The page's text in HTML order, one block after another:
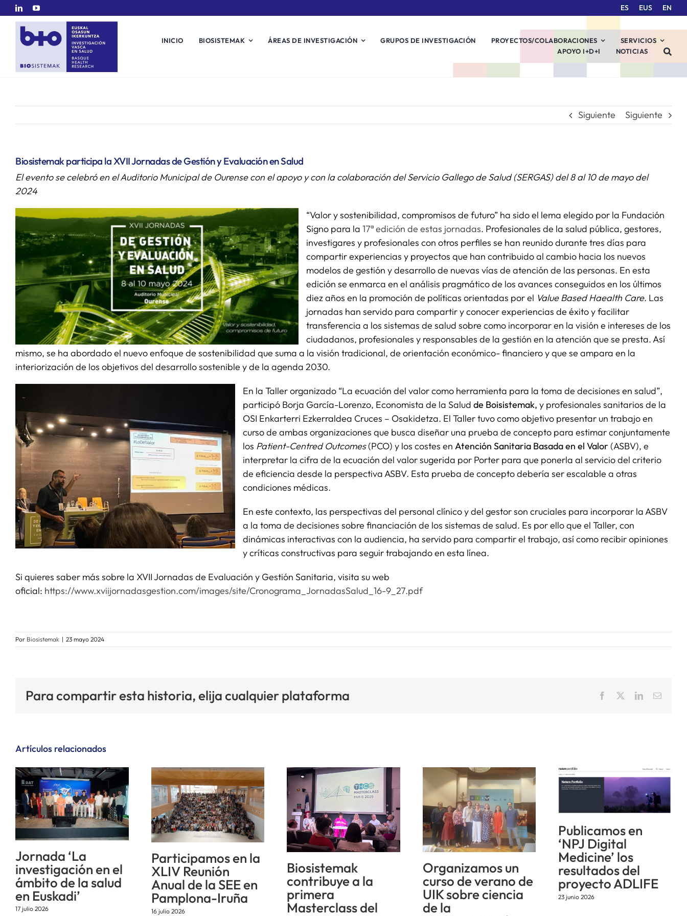
Saltar
contenido
ES EUS EN
INICIO BIOSISTEMAK ÁREAS DE INVESTIGACIÓN GRUPOS DE INVESTIGACIÓN PROYECTOS/COLABORACIONES
SERVICIOS
APOYO I+D+I
NOTICIAS
Siguiente Siguiente
Biosistemak participa la XVII Jornadas de Gestión y Evaluación en Salud
El evento se celebró en el Auditorio Municipal de Ourense con el apoyo y con la colaboración del Servicio Gallego de Salud (SERGAS) del 8 al 10 de mayo del
2024
“Valor y sostenibilidad, compromisos de futuro” ha sido el lema elegido por la Fundación
Signo para la 17ª edición de estas jornadas. Profesionales de la salud pública, gestores,
investigares y profesionales con otros perfiles se han reunido durante tres días para
compartir experiencias y proyectos que han contribuido al cambio hacia los nuevos
modelos de gestión y desarrollo de nuevas vías de atención de las personas. En esta
edición se enmarca en el análisis pragmático de los avances conseguidos en los últimos
diez años en la promoción de políticas orientadas por el Value Based Haealth Care. Las
jornadas han servido para compartir y conocer experiencias de éxito y facilitar
transferencia a los sistemas de salud sobre como incorporar en la visión e intereses de los
ciudadanos, profesionales y responsables de la gestión en la atención que se presta. Así
mismo, se ha abordado el nuevo enfoque de sostenibilidad que suma a la visión tradicional, de orientación económico- financiero y que se ampara en la
interiorización de los objetivos del desarrollo sostenible y de la agenda 2030.
En la Taller organizado “La ecuación del valor como herramienta para la toma de decisiones en salud”,
participó Borja García-Lorenzo, Economista de la Salud de Boisistemak, y profesionales sanitarios de la
OSI Enkarterri Ezkerraldea Cruces – Osakidetza. El Taller tuvo como objetivo presentar un trabajo en
curso de ambas organizaciones que busca diseñar una prueba de concepto para estimar conjuntamente
los Patient-Centred Outcomes(PCO) y los costes en Atención Sanitaria Basada en el Valor (ASBV), e
interpretar la cifra de la ecuación del valor sugerida por Porter para que ponerla al servicio del criterio
de eficiencia desde la perspectiva ASBV. Esta prueba de concepto debería ser escalable a otras
condiciones médicas.
En este contexto, las perspectivas del personal clínico y del gestor son cruciales para incorporar la ASBV
a la toma de decisiones sobre financiación de los sistemas de salud. Es por ello que el Taller, con
dinámicas interactivas con la audiencia, ha servido para compartir el trabajo, así como recibir opiniones
y críticas constructivas para seguir trabajando en esta línea.
Si quieres saber más sobre la XVII Jornadas de Evaluación y Gestión Sanitaria, visita su web
oficial: https://www.xviijornadasgestion.com/images/site/Cronograma_JornadasSalud_16-9_27.pdf
Por Biosistemak | 23 mayo 2024
Para compartir esta historia, elija cualquier plataforma Facebook LinkedInCorreo
Artículos relacionados
Jornada ‘La
investigación en el
ámbito de la salud
en Euskadi’
17 julio 2026
Participamos en la
XLIV Reunión
Anual de la SEE en
Pamplona-Iruña
16 julio 2026
Biosistemak
contribuye a la
primera
Masterclass del
Organizamos un
curso de verano de
UIK sobre ciencia
de la
Publicamos en
‘NPJ Digital
Medicine’ los
resultados del
proyecto ADLIFE
23 junio 2026